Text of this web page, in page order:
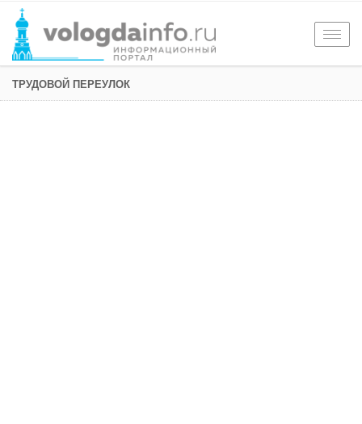
ТРУДОВОЙ ПЕРЕУЛОК